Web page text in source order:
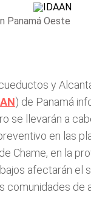
Panamá Oeste
y
) de Panamá
se llevarán a
en las
Chame, en la
afectarán el
comunidades de